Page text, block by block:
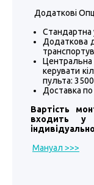
Додаткові
Стандартна
Додаткова
керувати
пульта:
Доставка
Вартість
входить у
Мануал >>>